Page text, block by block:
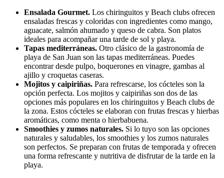
Ensalada Gourmet. Los chiringuitos y Beach clubs ofrecen
ensaladas frescas y coloridas con ingredientes como mango,
aguacate, salmón ahumado y queso de cabra. Son platos
ideales para acompañar una tarde de sol y playa.
Tapas mediterráneas. Otro clásico de la gastronomía de
playa de San Juan son las tapas mediterráneas. Puedes
encontrar desde pulpo, boquerones en vinagre, gambas al
ajillo y croquetas caseras.
Mojitos y caipiriñas. Para refrescarse, los cócteles son la
opción perfecta. Los mojitos y caipiriñas son dos de las
opciones más populares en los chiringuitos y Beach clubs de
la zona. Estos cócteles se elaboran con frutas frescas y hierbas
aromáticas, como menta o hierbabuena.
Smoothies y zumos naturales. Si lo tuyo son las opciones
naturales y saludables, los smoothies y los zumos naturales
son perfectos. Se preparan con frutas de temporada y ofrecen
una forma refrescante y nutritiva de disfrutar de la tarde en la
playa.